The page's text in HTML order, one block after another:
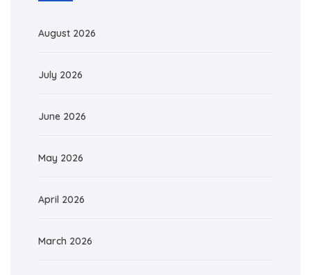
August 2026
July 2026
June 2026
May 2026
April 2026
March 2026